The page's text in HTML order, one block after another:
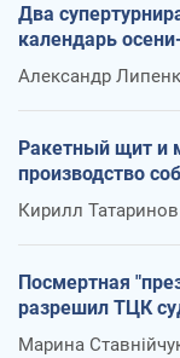
Два
календарь
Александр
Ракетный щит и
производство
Кирилл Татаринов
Посмертная
разрешил ТЦК
Марина